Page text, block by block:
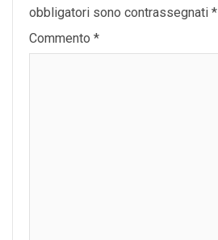
obbligatori sono contrassegnati *
Commento *